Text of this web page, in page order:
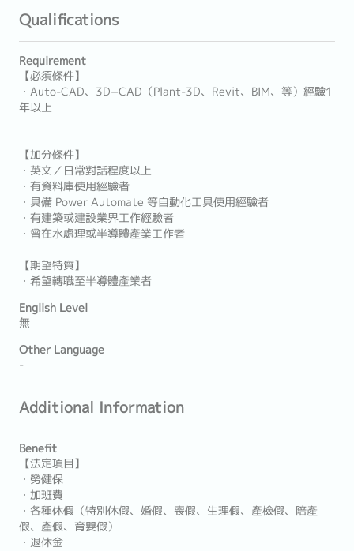
Qualifications
Requirement
【必須條件】
・Auto-CAD、3D−CAD（Plant-3D、Revit、BIM、等）經驗1
年以上
【加分條件】
・英文／日常對話程度以上
・有資料庫使用經驗者
・具備 Power Automate 等自動化工具使用經驗者
・有建築或建設業界工作經驗者
・曾在水處理或半導體產業工作者
【期望特質】
・希望轉職至半導體產業者
English Level
無
Other Language
-
Additional Information
Benefit
【法定項目】
・勞健保
・加班費
・各種休假（特別休假、婚假、喪假、生理假、產檢假、陪產
假、產假、育嬰假）
・退休金